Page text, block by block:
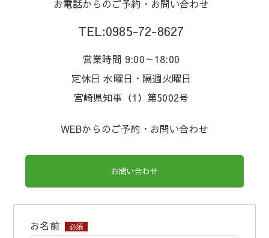
お電話からのご予約・お問い合わせ
TEL:0985-72-8627
営業時間 9:00～18:00
定休日 水曜日・隔週火曜日
宮崎県知事（1）第5002号
WEBからのご予約・お問い合わせ
お問い合わせ
お名前 必須